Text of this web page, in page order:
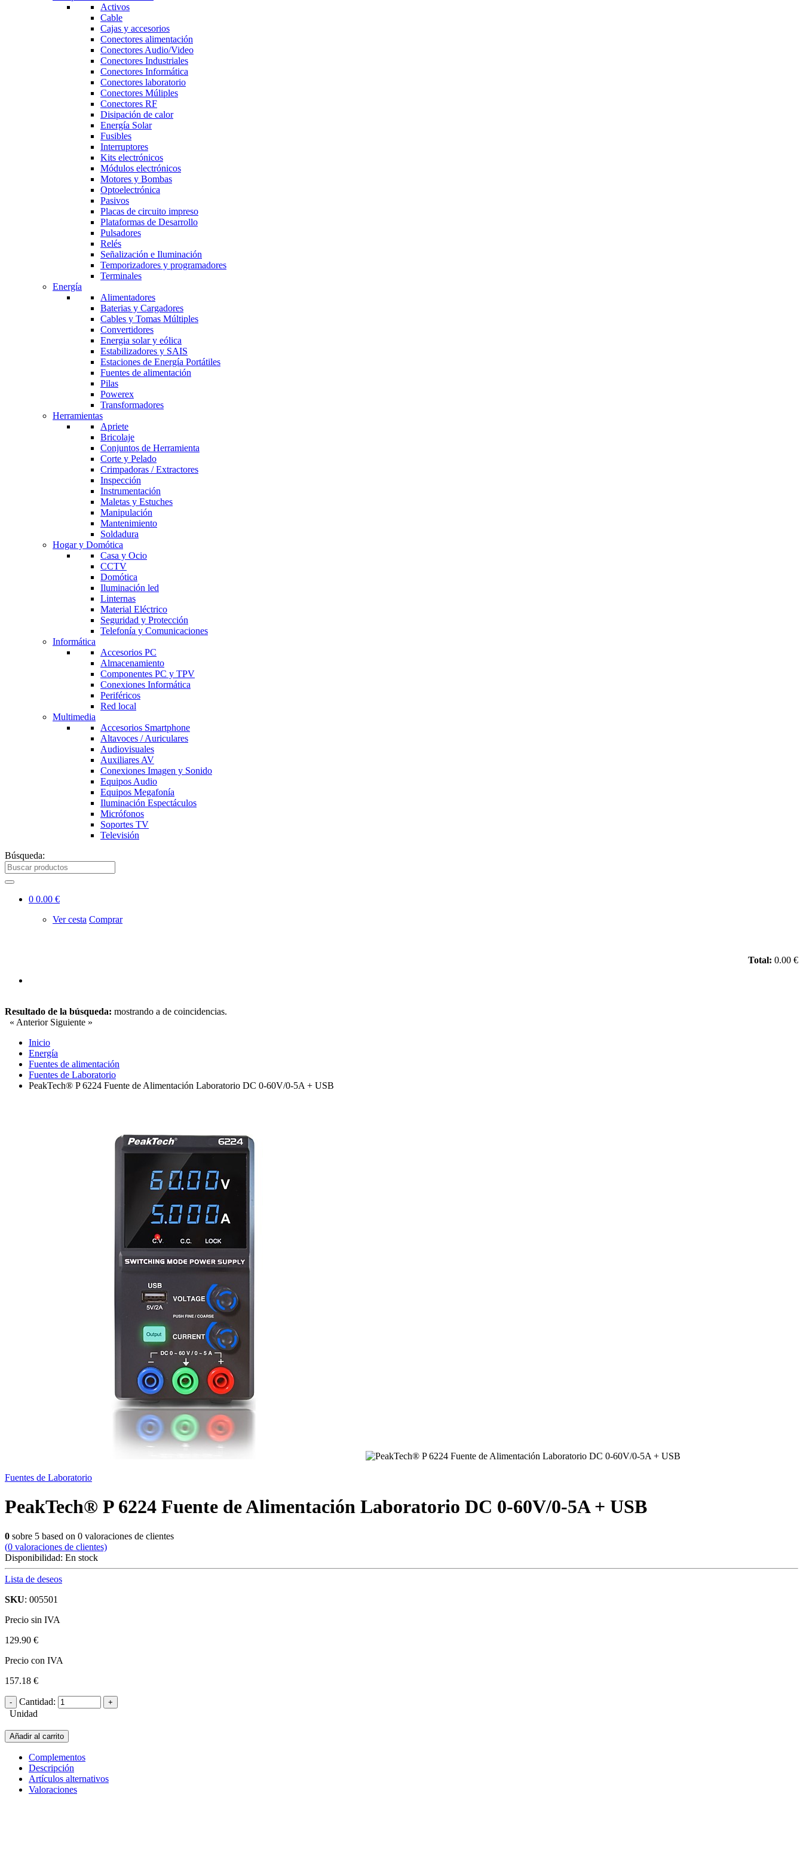
Activos
Cable
Cajas y accesorios
Conectores alimentación
Conectores Audio/Video
Conectores Industriales
Conectores Informática
Conectores laboratorio
Conectores Múliples
Conectores RF
Disipación de calor
Energía Solar
Fusibles
Interruptores
Kits electrónicos
Módulos electrónicos
Motores y Bombas
Optoelectrónica
Pasivos
Placas de circuito impreso
Plataformas de Desarrollo
Pulsadores
Relés
Señalización e Iluminación
Temporizadores y programadores
Terminales
Energía
Alimentadores
Baterias y Cargadores
Cables y Tomas Múltiples
Convertidores
Energia solar y eólica
Estabilizadores y SAIS
Estaciones de Energía Portátiles
Fuentes de alimentación
Pilas
Powerex
Transformadores
Herramientas
Apriete
Bricolaje
Conjuntos de Herramienta
Corte y Pelado
Crimpadoras / Extractores
Inspección
Instrumentación
Maletas y Estuches
Manipulación
Mantenimiento
Soldadura
Hogar y Domótica
Casa y Ocio
CCTV
Domótica
Iluminación led
Linternas
Material Eléctrico
Seguridad y Protección
Telefonía y Comunicaciones
Informática
Accesorios PC
Almacenamiento
Componentes PC y TPV
Conexiones Informática
Periféricos
Red local
Multimedia
Accesorios Smartphone
Altavoces / Auriculares
Audiovisuales
Auxiliares AV
Conexiones Imagen y Sonido
Equipos Audio
Equipos Megafonía
Iluminación Espectáculos
Micrófonos
Soportes TV
Televisión
Búsqueda:
0 0.00 €
Ver cesta Comprar
Total: 0.00 €
Resultado de la búsqueda: mostrando a de coincidencias.
« Anterior Siguiente »
Inicio
Energía
Fuentes de alimentación
Fuentes de Laboratorio
PeakTech® P 6224 Fuente de Alimentación Laboratorio DC 0-60V/0-5A + USB
Fuentes de Laboratorio
PeakTech® P 6224 Fuente de Alimentación Laboratorio DC 0-60V/0-5A + USB
0 sobre 5 based on 0 valoraciones de clientes
(0 valoraciones de clientes)
Disponibilidad: En stock
Lista de deseos
SKU: 005501
Precio sin IVA
129.90 €
Precio con IVA
157.18 €
Cantidad:
Unidad
Añadir al carrito
Complementos
Descripción
Artículos alternativos
Valoraciones